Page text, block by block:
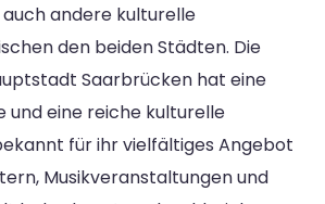
andere kulturelle
den beiden Städten. Die
Saarbrücken hat eine
und eine reiche kulturelle
für ihr vielfältiges Angebot
Musikveranstaltungen und